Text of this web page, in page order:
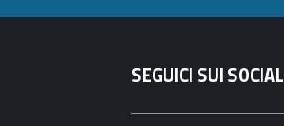
SEGUICI SUI SOCIAL